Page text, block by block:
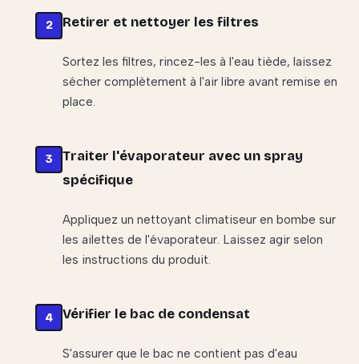
Retirer et nettoyer les filtres
Sortez les filtres, rincez-les à l'eau tiède, laissez
sécher complètement à l'air libre avant remise en
place.
Traiter l'évaporateur avec un spray
spécifique
Appliquez un nettoyant climatiseur en bombe sur
les ailettes de l'évaporateur. Laissez agir selon
les instructions du produit.
Vérifier le bac de condensat
S'assurer que le bac ne contient pas d'eau